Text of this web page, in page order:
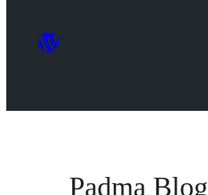
Padma Blog